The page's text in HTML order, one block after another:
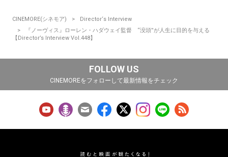
CINEMORE(シネモア)
Director‘s Interview
『ノーヴィス』ローレン・ハダウェイ監督 “没頭”が人生に目的を与える
【Director’s Interview Vol.448】
FOLLOW US
CINEMOREをフォローして最新情報をチェック